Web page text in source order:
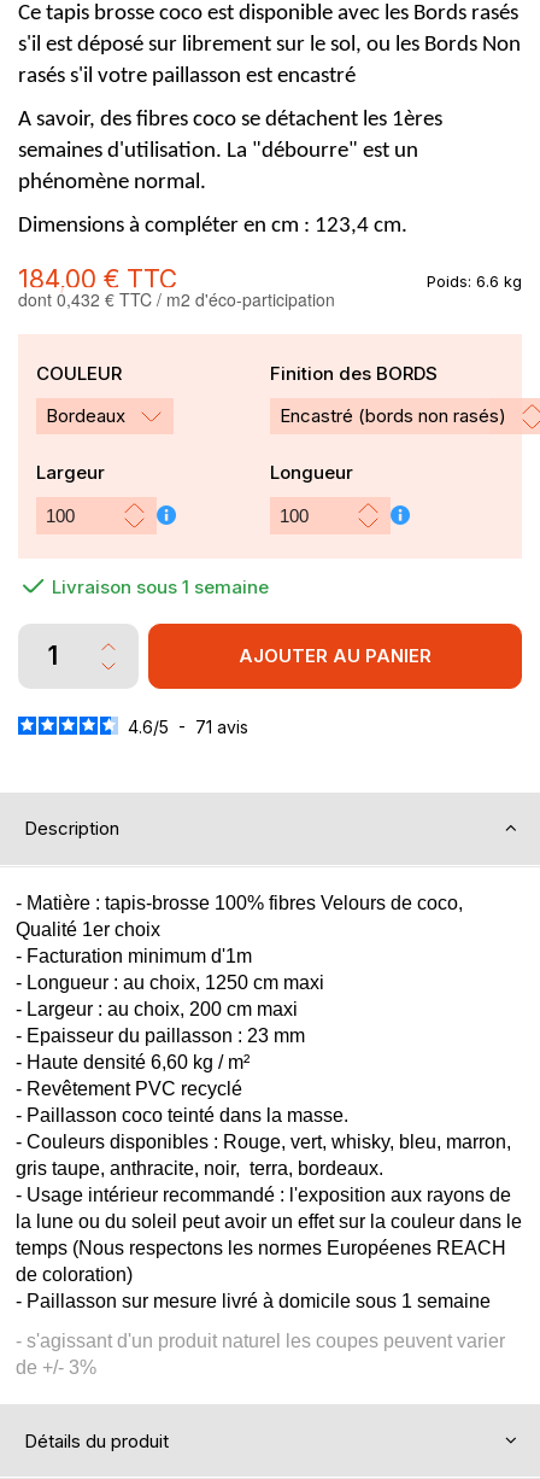
Ce tapis brosse coco est disponible avec les Bords rasés
s'il est déposé sur librement sur le sol, ou les Bords Non
rasés s'il votre paillasson est encastré
A savoir, des fibres coco se détachent les 1ères
semaines d'utilisation. La "débourre" est un
phénomène normal.
Dimensions à compléter en cm : 123,4 cm.
184,00 € TTC Poids: 6.6 kg
dont 0,432 € TTC / m2 d'éco-participation
COULEUR
Bordeaux
Finition des BORDS
Largeur Longueur
Livraison sous 1 semaine
AJOUTER AU PANIER
4.6/5 - 71 avis
Description
- Matière : tapis-brosse 100% fibres Velours de coco,
Qualité 1er choix
- Facturation minimum d'1m
- Longueur : au choix, 1250 cm maxi
- Largeur : au choix, 200 cm maxi
- Epaisseur du paillasson : 23 mm
- Haute densité 6,60 kg / m²
- Revêtement PVC recyclé
- Paillasson coco teinté dans la masse.
- Couleurs disponibles : Rouge, vert, whisky, bleu, marron,
gris taupe, anthracite, noir, terra, bordeaux.
- Usage intérieur recommandé : l'exposition aux rayons de
la lune ou du soleil peut avoir un effet sur la couleur dans le
temps (Nous respectons les normes Européenes REACH
de coloration)
- Paillasson sur mesure livré à domicile sous 1 semaine
- s'agissant d'un produit naturel les coupes peuvent varier
de +/- 3%
Détails du produit